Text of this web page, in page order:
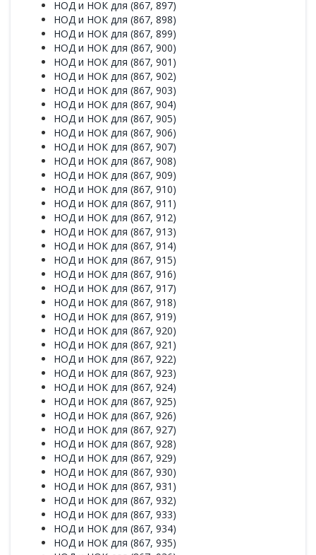
НОД и НОК для (867, 897)
НОД и НОК для (867, 898)
НОД и НОК для (867, 899)
НОД и НОК для (867, 900)
НОД и НОК для (867, 901)
НОД и НОК для (867, 902)
НОД и НОК для (867, 903)
НОД и НОК для (867, 904)
НОД и НОК для (867, 905)
НОД и НОК для (867, 906)
НОД и НОК для (867, 907)
НОД и НОК для (867, 908)
НОД и НОК для (867, 909)
НОД и НОК для (867, 910)
НОД и НОК для (867, 911)
НОД и НОК для (867, 912)
НОД и НОК для (867, 913)
НОД и НОК для (867, 914)
НОД и НОК для (867, 915)
НОД и НОК для (867, 916)
НОД и НОК для (867, 917)
НОД и НОК для (867, 918)
НОД и НОК для (867, 919)
НОД и НОК для (867, 920)
НОД и НОК для (867, 921)
НОД и НОК для (867, 922)
НОД и НОК для (867, 923)
НОД и НОК для (867, 924)
НОД и НОК для (867, 925)
НОД и НОК для (867, 926)
НОД и НОК для (867, 927)
НОД и НОК для (867, 928)
НОД и НОК для (867, 929)
НОД и НОК для (867, 930)
НОД и НОК для (867, 931)
НОД и НОК для (867, 932)
НОД и НОК для (867, 933)
НОД и НОК для (867, 934)
НОД и НОК для (867, 935)